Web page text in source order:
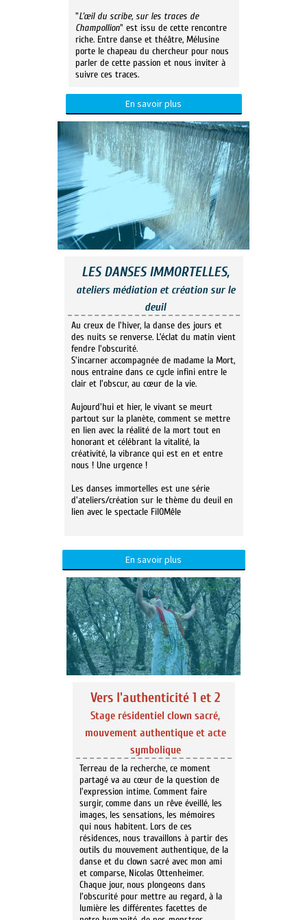
"L’œil du scribe, sur les traces de
Champollion" est issu de cette rencontre
riche. Entre danse et théâtre, Mélusine
porte le chapeau du chercheur pour nous
parler de cette passion et nous inviter à
suivre ces traces.
En savoir plus
LES DANSES IMMORTELLES,
ateliers médiation et création sur le
deuil
Au creux de l'hiver, la danse des jours et
des nuits se renverse. L’éclat du matin vient
fendre l'obscurité.
S'incarner accompagnée de madame la Mort,
nous entraine dans ce cycle infini entre le
clair et l'obscur, au cœur de la vie.
Aujourd'hui et hier, le vivant se meurt
partout sur la planète, comment se mettre
en lien avec la réalité de la mort tout en
honorant et célébrant la vitalité, la
créativité, la vibrance qui est en et entre
nous ! Une urgence !
Les danses immortelles est une série
d'ateliers/création sur le thème du deuil en
lien avec le spectacle FilOMêle
En savoir plus
Vers l'authenticité 1 et 2
Stage résidentiel clown sacré,
mouvement authentique et acte
symbolique
Terreau de la recherche, ce moment
partagé va au cœur de la question de
l'expression intime. Comment faire
surgir, comme dans un rêve éveillé, les
images, les sensations, les mémoires
qui nous habitent. Lors de ces
résidences, nous travaillons à partir des
outils du mouvement authentique, de la
danse et du clown sacré avec mon ami
et comparse, Nicolas Ottenheimer.
Chaque jour, nous plongeons dans
l'obscurité pour mettre au regard, à la
lumière les différentes facettes de